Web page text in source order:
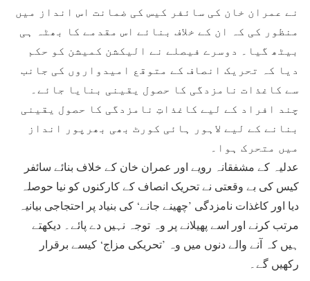
نے عمران خان کی سائفر کیس کی ضمانت اس انداز میں
منظور کی کہ ان کے خلاف بنائے اس مقدمے کا بھٹہ ہی
بیٹھ گیا۔ دوسرے فیصلے نے الیکشن کمیشن کو حکم
دیا کہ تحریک انصاف کے متوقع امیدواروں کی جانب
سے کاغذات نامزدگی کا حصول یقینی بنایا جائے۔
چند افراد کے لیے کاغذاتِ نامزدگی کا حصول یقینی
بنانے کے لیے لاہور ہائی کورٹ بھی بھرپور انداز
میں متحرک ہوا۔
عدلیہ کے مشفقانہ رویے اور عمران خان کے خلاف بنائے سائفر
کیس کی بے وقعتی نے تحریک انصاف کے کارکنوں کو نیا حوصلہ
دیا اور کاغذات نامزدگی ’چھینے جانے‘ کی بنیاد پر احتجاجی بیانیہ
مرتب کرنے اور اسے پھیلانے پر وہ توجہ نہیں دے پائے۔ دیکھتے
ہیں کہ آنے والے دنوں میں وہ ’تحریکی مزاج‘ کیسے برقرار
رکھیں گے۔